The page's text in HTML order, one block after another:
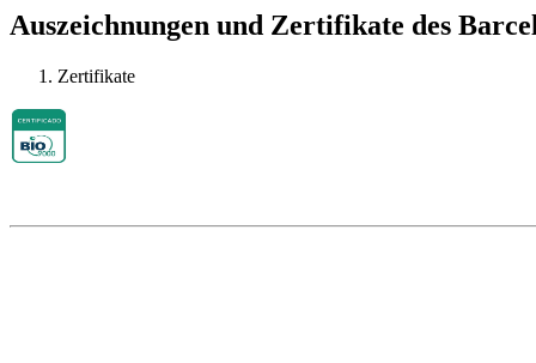
Auszeichnungen und Zertifikate des
Zertifikate